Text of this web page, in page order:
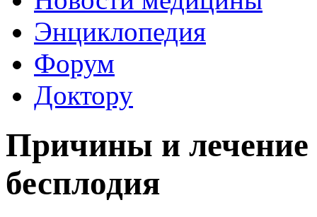
Энциклопедия
Форум
Доктору
Причины и лечение
бесплодия